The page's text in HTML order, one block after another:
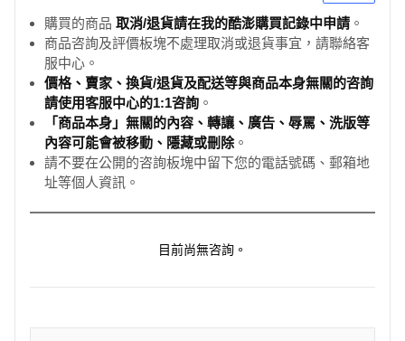
購買的商品 取消/退貨請在我的酷澎購買記錄中申請 。
商品咨詢及評價板塊不處理取消或退貨事宜，請聯絡客
服中心。
價格、賣家、換貨/退貨及配送等與商品本身無關的咨詢
請使用客服中心的1:1咨詢 。
「商品本身」無關的內容、轉讓、廣告、辱罵、洗版等
內容可能會被移動、隱藏或刪除。
請不要在公開的咨詢板塊中留下您的電話號碼、郵箱地
址等個人資訊。
目前尚無咨詢。